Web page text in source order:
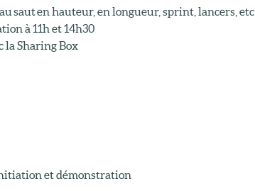
saut en hauteur, en longueur, sprint, lancers, etc.
à 11h et 14h30
la Sharing Box
et démonstration